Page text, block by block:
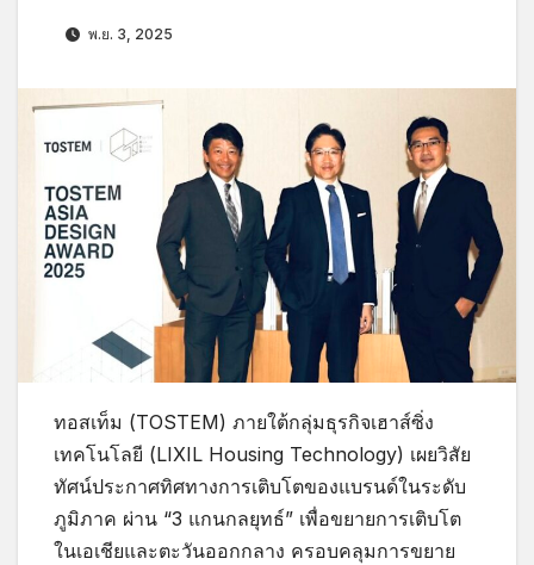
พ.ย. 3, 2025
ทอสเท็ม (TOSTEM) ภายใต้กลุ่มธุรกิจเฮาส์ซิ่ง
เทคโนโลยี (LIXIL Housing Technology) เผยวิสัย
ทัศน์ประกาศทิศทางการเติบโตของแบรนด์ในระดับ
ภูมิภาค ผ่าน “3 แกนกลยุทธ์” เพื่อขยายการเติบโต
ในเอเชียและตะวันออกกลาง ครอบคลุมการขยาย